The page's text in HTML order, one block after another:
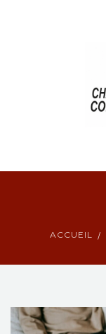
NOS ACTIONS
ACCUEIL